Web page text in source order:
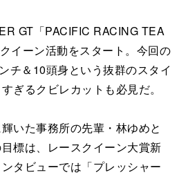
GT「PACIFIC RACING TEA
イーン活動をスタート。今回の
チ＆10頭身という抜群のスタイ
ぎるクビレカットも必見だ。
いた事務所の先輩・林ゆめと
標は、レースクイーン大賞新
タビューでは「プレッシャー